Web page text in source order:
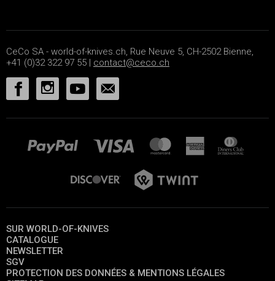
CeCo SA - world-of-knives.ch, Rue Neuve 5, CH-2502 Bienne,
+41 (0)32 322 97 55 | contact@ceco.ch
SUR WORLD-OF-KNIVES
CATALOGUE
NEWSLETTER
SGV
PROTECTION DES DONNÉES & MENTIONS LÉGALES